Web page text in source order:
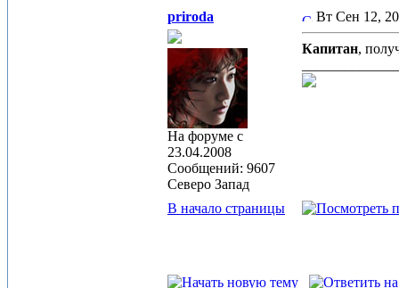
priroda
На форуме с
23.04.2008
Сообщений: 9607
Северо Запад
Вт Сен 12,
Капитан,
В начало страницы